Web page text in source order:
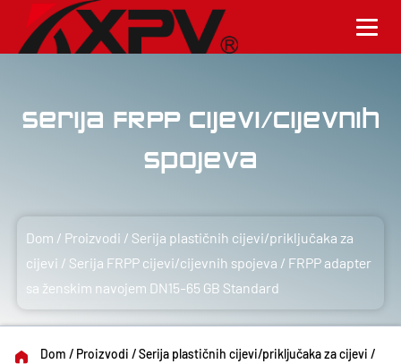
Serija FRPP cijevi/cijevnih
spojeva
Dom / Proizvodi /Serija plastičnih cijevi/priključaka za
cijevi / Serija FRPP cijevi/cijevnih spojeva / FRPP adapter
sa ženskim navojem DN15-65 GB Standard
Dom / Proizvodi /Serija plastičnih cijevi/priključaka za cijevi /